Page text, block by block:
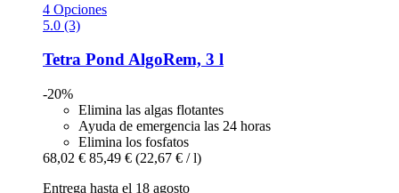
4 Opciones
5.0 (3)
Tetra Pond AlgoRem, 3 l
-20%
Elimina las algas flotantes
Ayuda de emergencia las 24 horas
Elimina los fosfatos
68,02 € 85,49 € (22,67 € / l)
Entrega hasta el 18 agosto